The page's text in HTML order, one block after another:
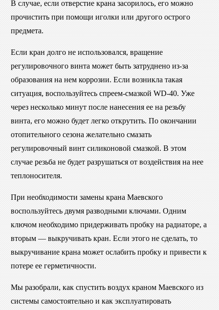
В случае, если отверстие крана засорилось, его можно
прочистить при помощи иголки или другого острого
предмета.
Если кран долго не использовался, вращение
регулировочного винта может быть затруднено из-за
образования на нем коррозии. Если возникла такая
ситуация, воспользуйтесь спреем-смазкой WD-40. Уже
через несколько минут после нанесения ее на резьбу
винта, его можно будет легко открутить. По окончании
отопительного сезона желательно смазать
регулировочный винт силиконовой смазкой. В этом
случае резьба не будет разрушаться от воздействия на нее
теплоносителя.
При необходимости замены крана Маевского
воспользуйтесь двумя разводными ключами. Одним
ключом необходимо придерживать пробку на радиаторе, а
вторым — выкручивать кран. Если этого не сделать, то
выкручивание крана может ослабить пробку и привести к
потере ее герметичности.
Мы разобрали, как спустить воздух краном Маевского из
системы самостоятельно и как эксплуатировать